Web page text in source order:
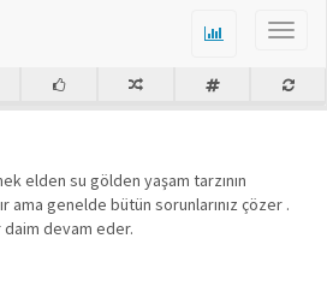
elden su gölden yaşam tarzının
ama genelde bütün sorunlarınız çözer .
devam eder.